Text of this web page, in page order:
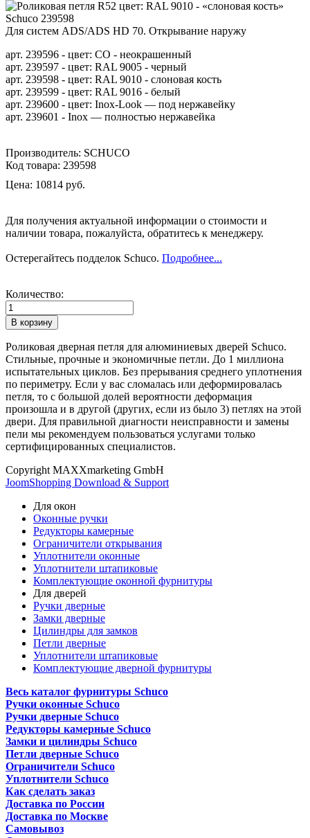
Для систем ADS/ADS HD 70. Открывание наружу
арт. 239596 - цвет: CO - неокрашенный
арт. 239597 - цвет: RAL 9005 - черный
арт. 239598 - цвeт: RAL 9010 - слоновая кость
apт. 239599 - цвет: RAL 9016 - белый
арт. 239600 - цвет: Inox-Look — под нержавейку
арт. 239601 - Inox — полностью нержавейка
Производитель: SCHUCO
Код товара: 239598
Цена: 10814 руб.
Для получения актуальной информации о стоимости и
наличии товара, пожалуйста, обратитесь к менеджеру.
Остерегайтесь подделок Schuco. Подробнее...
Количество:
Роликовая дверная петля для алюминиевых дверей Schuco.
Стильные, прочные и экономичные петли. До 1 миллиона
испытательных циклов. Без прерывания среднего уплотнения
по периметру. Если у вас сломалась или деформировалась
петля, то с большой долей вероятности деформация
произошла и в другой (других, если из было 3) петлях на этой
двери. Для правильной диагности неисправности и замены
пели мы рекомендуем пользоваться услугами только
сертифицированных специалистов.
Copyright MAXXmarketing GmbH
JoomShopping Download & Support
Для окон
Оконные ручки
Редукторы камерные
Ограничители открывания
Уплотнители оконные
Уплотнители штапиковые
Комплектующие оконной фурнитуры
Для дверей
Ручки дверные
Замки дверные
Цилиндры для замков
Петли дверные
Уплотнители штапиковые
Комплектующие дверной фурнитуры
Весь каталог фурнитуры Schuco
Ручки оконные Schuco
Ручки дверные Schuco
Редукторы камерные Schuco
Замки и цилиндры Schuco
Петли дверные Schuco
Ограничители Schuco
Уплотнители Schuco
Как сделать заказ
Доставка по России
Доставка по Москве
Самовывоз